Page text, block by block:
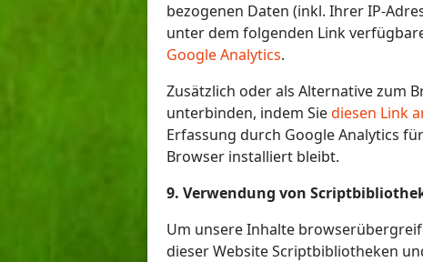
bezogenen Daten (inkl. Ihrer IP-
unter dem folgenden Link
Google Analytics.
Zusätzlich oder als Alternative zum
unterbinden, indem Siediesen Link
Erfassung durch Google Analytics
Browser installiert bleibt.
9. Verwendung von
Um unsere Inhalte
dieser Website Scriptbibliotheken